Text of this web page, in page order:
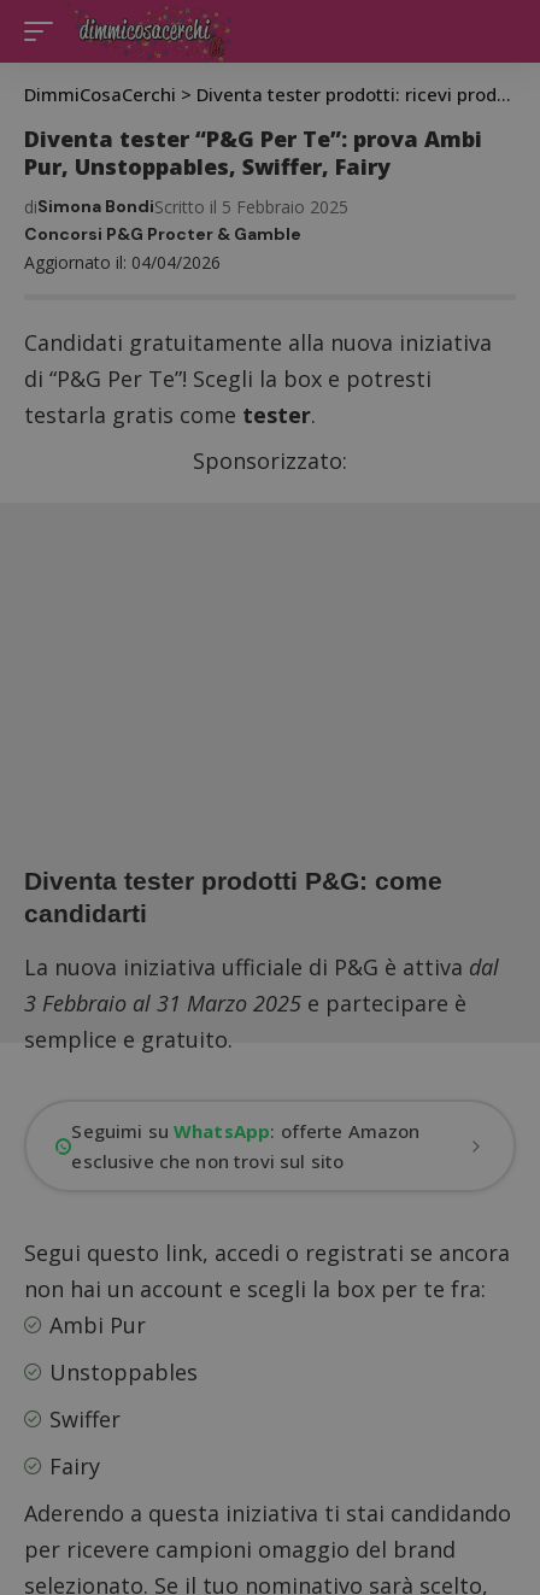
DimmiCosaCerchi > Diventa tester prodotti: ricevi prodotti gratis da testare
Diventa tester “P&G Per Te”: prova Ambi
Pur, Unstoppables, Swiffer, Fairy
Aggiornato il: 04/04/2026
diSimona BondiScritto il 5 Febbraio 2025
Concorsi P&G Procter & Gamble
Candidati gratuitamente alla nuova iniziativa
di “P&G Per Te”! Scegli la box e potresti
testarla gratis come tester.
Sponsorizzato:
Diventa tester prodotti P&G: come
candidarti
La nuova iniziativa ufficiale di P&G è attiva dal
3 Febbraio al 31 Marzo 2025 e partecipare è
semplice e gratuito.
Seguimi suWhatsApp: offerte Amazon
esclusive che non trovi sul sito
Segui questo link, accedi o registrati se ancora
non hai un account e scegli la box per te fra:
Ambi Pur
Unstoppables
Swiffer
Fairy
Aderendo a questa iniziativa ti stai candidando
per ricevere campioni omaggio del brand
selezionato. Se il tuo nominativo sarà scelto,